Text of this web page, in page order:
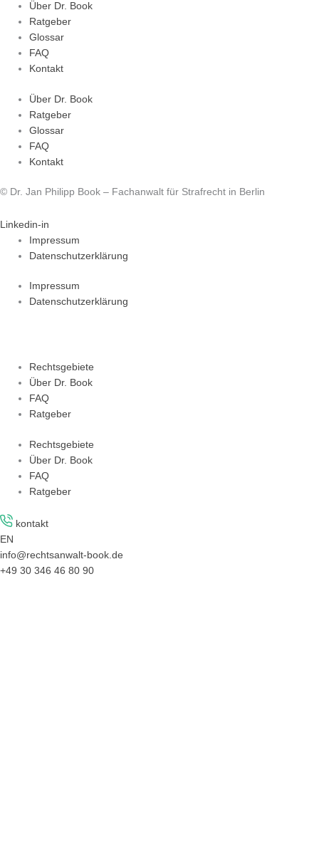
Über Dr. Book
Ratgeber
Glossar
FAQ
Kontakt
Über Dr. Book
Ratgeber
Glossar
FAQ
Kontakt
© Dr. Jan Philipp Book – Fachanwalt für Strafrecht in Berlin
Linkedin-in
Impressum
Datenschutzerklärung
Impressum
Datenschutzerklärung
Rechtsgebiete
Über Dr. Book
FAQ
Ratgeber
Rechtsgebiete
Über Dr. Book
FAQ
Ratgeber
kontakt
EN
info@rechtsanwalt-book.de
+49 30 346 46 80 90